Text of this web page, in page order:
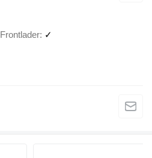
Frontlader ✓